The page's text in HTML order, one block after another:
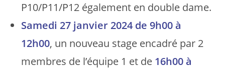
P10/P11/P12 également en double dame.
Samedi 27 janvier 2024 de 9h00 à
12h00, un nouveau stage encadré par 2
membres de l’équipe 1 et de 16h00 à